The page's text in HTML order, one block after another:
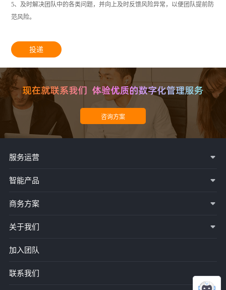
5、及时解决团队中的各类问题，并向上及时反馈风险异常，以便团队提前防
范风险。
投递
服务运营
智能产品
商务方案
关于我们
加入团队
联系我们